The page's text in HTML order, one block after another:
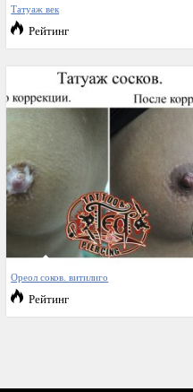
Татуаж век
Рейтинг
Ореол соков. витилиго
Рейтинг